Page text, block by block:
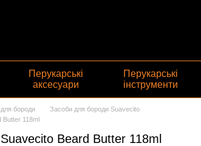
Перукарські
аксесуари
Перукарські
інструменти
бороди
Засоби для бороди Suavecito
Butter 118ml
Beard Butter 118ml